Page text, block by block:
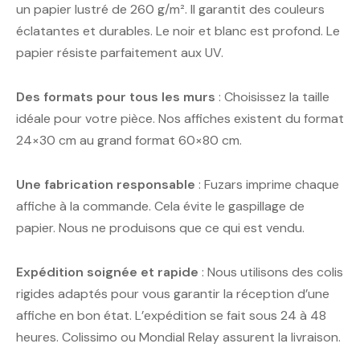
un papier lustré de 260 g/m². Il garantit des couleurs
éclatantes et durables. Le noir et blanc est profond. Le
papier résiste parfaitement aux UV.
Des formats pour tous les murs : Choisissez la taille
idéale pour votre pièce. Nos affiches existent du format
24×30 cm au grand format 60×80 cm.
Une fabrication responsable : Fuzars imprime chaque
affiche à la commande. Cela évite le gaspillage de
papier. Nous ne produisons que ce qui est vendu.
Expédition soignée et rapide : Nous utilisons des colis
rigides adaptés pour vous garantir la réception d’une
affiche en bon état. L’expédition se fait sous 24 à 48
heures. Colissimo ou Mondial Relay assurent la livraison.